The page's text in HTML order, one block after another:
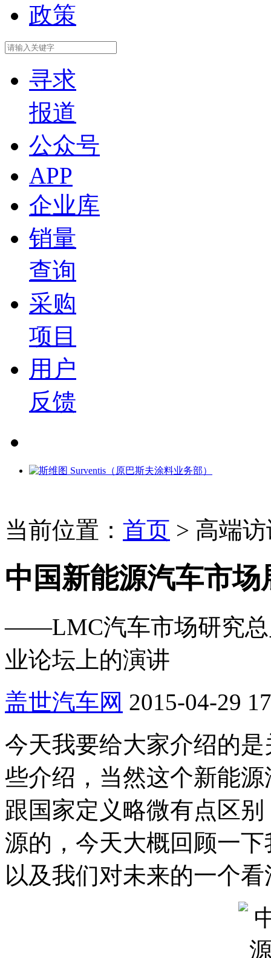
政策
寻求
报道
公众号
APP
企业库
销量
查询
采购
项目
用户
反馈
当前位置： 首页 > 高端
中国新能源汽车市场
——LMC汽车市场研究总
业论坛上的演讲
盖世汽车网 2015-04-29
今天我要给大家介绍的
些介绍，当然这个新能
跟国家定义略微有点区
源的，今天大概回顾一
以及我们对未来的一个看